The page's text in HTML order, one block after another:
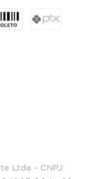
Ltda - CNPJ: